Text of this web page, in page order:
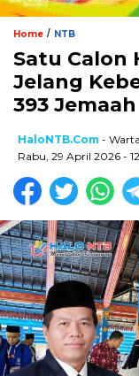
Home / NTB
Satu Calon
Jelang
393
HaloNTB.com -
Rabu, 29 April 2026 -